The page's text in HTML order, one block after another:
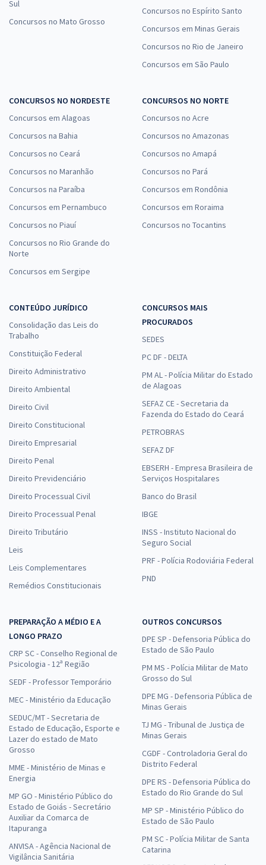
Sul
Concursos no Mato Grosso
Concursos no Espírito Santo
Concursos em Minas Gerais
Concursos no Rio de Janeiro
Concursos em São Paulo
CONCURSOS NO NORDESTE
Concursos em Alagoas
Concursos na Bahia
Concursos no Ceará
Concursos no Maranhão
Concursos na Paraíba
Concursos em Pernambuco
Concursos no Piauí
Concursos no Rio Grande do
Norte
Concursos em Sergipe
CONCURSOS NO NORTE
Concursos no Acre
Concursos no Amazonas
Concursos no Amapá
Concursos no Pará
Concursos em Rondônia
Concursos em Roraima
Concursos no Tocantins
CONTEÚDO JURÍDICO
Consolidação das Leis do
Trabalho
Constituição Federal
Direito Administrativo
Direito Ambiental
Direito Civil
Direito Constitucional
Direito Empresarial
Direito Penal
Direito Previdenciário
Direito Processual Civil
Direito Processual Penal
Direito Tributário
Leis
Leis Complementares
Remédios Constitucionais
CONCURSOS MAIS
PROCURADOS
SEDES
PC DF - DELTA
PM AL - Polícia Militar do Estado
de Alagoas
SEFAZ CE - Secretaria da
Fazenda do Estado do Ceará
PETROBRAS
SEFAZ DF
EBSERH - Empresa Brasileira de
Serviços Hospitalares
Banco do Brasil
IBGE
INSS - Instituto Nacional do
Seguro Social
PRF - Polícia Rodoviária Federal
PND
PREPARAÇÃO A MÉDIO E A
LONGO PRAZO
CRP SC - Conselho Regional de
Psicologia - 12ª Região
SEDF - Professor Temporário
MEC - Ministério da Educação
SEDUC/MT - Secretaria de
Estado de Educação, Esporte e
Lazer do estado de Mato
Grosso
MME - Ministério de Minas e
Energia
MP GO - Ministério Público do
Estado de Goiás - Secretário
Auxiliar da Comarca de
Itapuranga
ANVISA - Agência Nacional de
Vigilância Sanitária
OUTROS CONCURSOS
DPE SP - Defensoria Pública do
Estado de São Paulo
PM MS - Polícia Militar de Mato
Grosso do Sul
DPE MG - Defensoria Pública de
Minas Gerais
TJ MG - Tribunal de Justiça de
Minas Gerais
CGDF - Controladoria Geral do
Distrito Federal
DPE RS - Defensoria Pública do
Estado do Rio Grande do Sul
MP SP - Ministério Público do
Estado de São Paulo
PM SC - Polícia Militar de Santa
Catarina